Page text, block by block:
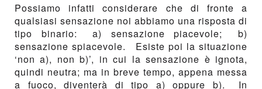
Possiamo infatti considerare che di fronte a
qualsiasi sensazione noi abbiamo una risposta di
tipo binario: a) sensazione piacevole; b)
sensazione spiacevole. Esiste poi la situazione
‘non a), non b)’, in cui la sensazione è ignota,
quindi neutra; ma in breve tempo, appena messa
a fuoco, diventerà di tipo a) oppure b). In